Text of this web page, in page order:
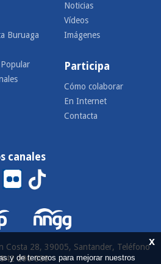
Buruaga
Noticias
Vídeos
Imágenes
Participa
Cómo colaborar
En Internet
Contacta
canales
Costa 28, 39005, Santander, Teléfono
942 290 000
x
y de terceros para mejorar nuestros